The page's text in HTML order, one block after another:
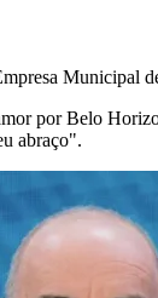
por Belo
abraço".